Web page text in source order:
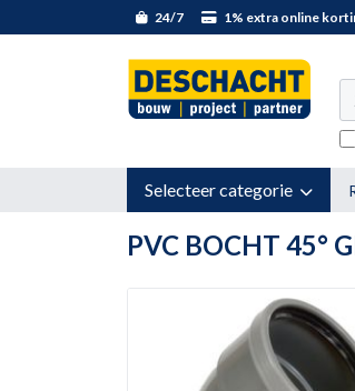
24/7 1% extra online
Selecteer categorie
PVC BOCHT 45°